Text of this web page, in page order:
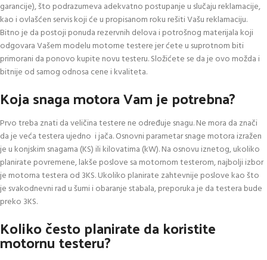
garancije), što podrazumeva adekvatno postupanje u slučaju reklamacije,
kao i ovlašćen servis koji će u propisanom roku rešiti Vašu reklamaciju.
Bitno je da postoji ponuda rezervnih delova i potrošnog materijala koji
odgovara Vašem modelu motorne testere jer ćete u suprotnom biti
primorani da ponovo kupite novu testeru. Složićete se da je ovo možda i
bitnije od samog odnosa cene i kvaliteta.
Koja snaga motora Vam je potrebna?
Prvo treba znati da veličina testere ne određuje snagu. Ne mora da znači
da je veća testera ujedno i jača. Osnovni parametar snage motora izražen
je u konjskim snagama (KS) ili kilovatima (kW). Na osnovu iznetog, ukoliko
planirate povremene, lakše poslove sa motornom testerom, najbolji izbor
je motorna testera od 3KS. Ukoliko planirate zahtevnije poslove kao što
je svakodnevni rad u šumi i obaranje stabala, preporuka je da testera bude
preko 3KS.
Koliko često planirate da koristite
motornu testeru?